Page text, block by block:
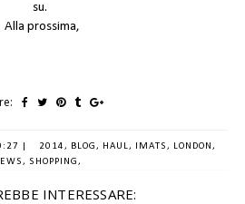
su.
Alla prossima,
| 2014, BLOG, HAUL, IMATS,
LONDON,
SHOPPING,
INTERESSARE: